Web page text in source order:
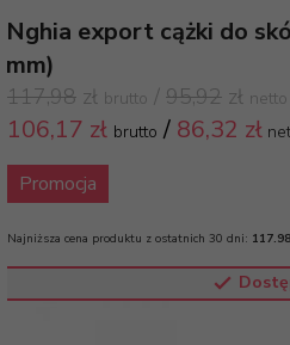
Nghia export cążki do
mm)
117,98 zł brutto / 95,92 zł netto
106,17 zł brutto / 86,32 zł
Promocja
Najniższa cena produktu z ostatnich 30 dni: